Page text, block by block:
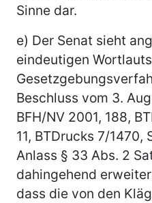
Sinne dar.
e) Der Senat sieht
eindeutigen
Beschluss vom 3.
BFH/NV 2001, 188,
11, BTDrucks 7/1470,
Anlass § 33 Abs. 2
dahingehend
dass die von den